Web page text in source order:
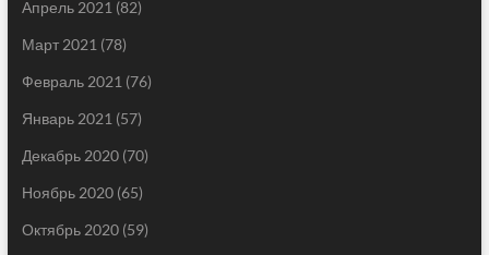
Апрель 2021 (82)
Март 2021 (78)
Февраль 2021 (76)
Январь 2021 (57)
Декабрь 2020(70)
Ноябрь 2020(65)
Октябрь 2020(59)